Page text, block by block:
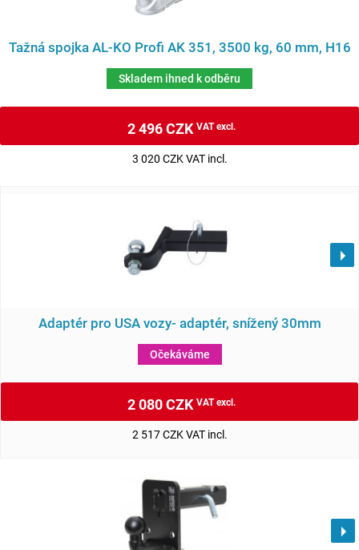
Tažná spojka AL-KO Profi AK 351, 3500 kg, 60 mm, H16
Skladem ihned k odběru
2 496 CZKVAT excl.
3 020 CZK VAT incl.
Adaptér pro USA vozy- adaptér, snížený 30mm
Očekáváme
2 080 CZKVAT excl.
2 517 CZK VAT incl.